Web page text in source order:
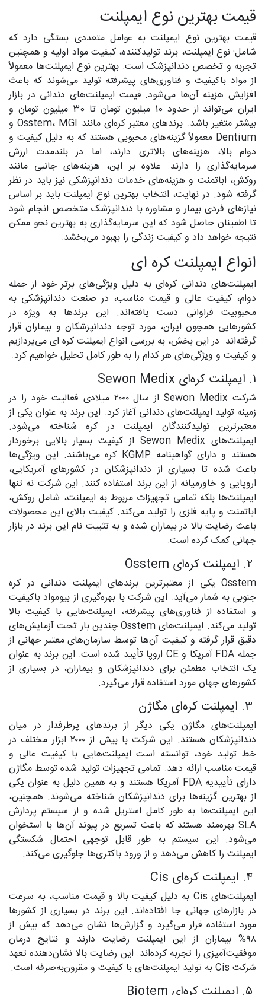
قیمت بهترین نوع ایمپلنت
قیمت بهترین نوع ایمپلنت به عوامل متعددی بستگی دارد که
شامل: نوع ایمپلنت، برند تولیدکننده، کیفیت مواد اولیه و همچنین
تجربه و تخصص دندانپزشک است. بهترین نوع ایمپلنت‌ها معمولاً
از مواد باکیفیت و فناوری‌های پیشرفته تولید می‌شوند که باعث
افزایش هزینه آن‌ها می‌شود. قیمت ایمپلنت‌های دندانی در بازار
ایران می‌تواند از حدود 10 میلیون تومان تا 30 میلیون تومان و
بیشتر متغیر باشد. برندهای معتبر کره‌ای مانند Osstem، MGI و
Dentium معمولاً گزینه‌های محبوبی هستند که به دلیل کیفیت و
دوام بالا، هزینه‌های بالاتری دارند، اما در بلندمدت ارزش
سرمایه‌گذاری را دارند. علاوه بر این، هزینه‌های جانبی مانند
روکش، اباتمنت و هزینه‌های خدمات دندانپزشکی نیز باید در نظر
گرفته شود. در نهایت، انتخاب بهترین نوع ایمپلنت باید بر اساس
نیازهای فردی بیمار و مشاوره با دندانپزشک متخصص انجام شود
تا اطمینان حاصل شود که این سرمایه‌گذاری به بهترین نحو ممکن
نتیجه خواهد داد و کیفیت زندگی را بهبود می‌بخشد.
انواع ایمپلنت کره ای
ایمپلنت‌های دندانی کره‌ای به دلیل ویژگی‌های برتر خود از جمله
دوام، کیفیت عالی و قیمت مناسب، در صنعت دندانپزشکی به
محبوبیت فراوانی دست یافته‌اند. این برندها به ویژه در
کشورهایی همچون ایران، مورد توجه دندانپزشکان و بیماران قرار
گرفته‌اند. در این بخش، به بررسی انواع ایمپلنت کره ای می‌پردازیم
و کیفیت و ویژگی‌های هر کدام را به طور کامل تحلیل خواهیم کرد.
۱. ایمپلنت کره‌ای Sewon Medix
شرکت Sewon Medix از سال ۲۰۰۰ میلادی فعالیت خود را در
زمینه تولید ایمپلنت‌های دندانی آغاز کرد. این برند به عنوان یکی از
معتبرترین تولیدکنندگان ایمپلنت در کره شناخته می‌شود.
ایمپلنت‌های Sewon Medix از کیفیت بسیار بالایی برخوردار
هستند و دارای گواهینامه KGMP کره می‌باشند. این ویژگی‌ها
باعث شده تا بسیاری از دندانپزشکان در کشورهای آمریکایی،
اروپایی و خاورمیانه از این برند استفاده کنند. این شرکت نه تنها
ایمپلنت‌ها بلکه تمامی تجهیزات مربوط به ایمپلنت، شامل روکش،
اباتمنت و پایه فلزی را تولید می‌کند. کیفیت بالای این محصولات
باعث رضایت بالا در بیماران شده و به تثبیت نام این برند در بازار
جهانی کمک کرده است.
Osstem یکی از معتبرترین برندهای ایمپلنت دندانی در کره
جنوبی به شمار می‌آید. این شرکت با بهره‌گیری از بیومواد باکیفیت
و استفاده از فناوری‌های پیشرفته، ایمپلنت‌هایی با کیفیت بالا
تولید می‌کند. ایمپلنت‌های Osstem چندین بار تحت آزمایش‌های
دقیق قرار گرفته و کیفیت آن‌ها توسط سازمان‌های معتبر جهانی از
جمله FDA آمریکا و CE اروپا تأیید شده است. این برند به عنوان
یک انتخاب مطمئن برای دندانپزشکان و بیماران، در بسیاری از
کشورهای جهان مورد استفاده قرار می‌گیرد.
ایمپلنت‌های مگاژن یکی دیگر از برندهای پرطرفدار در میان
دندانپزشکان هستند. این شرکت با بیش از ۲۰۰۰ ابزار مختلف در
خط تولید خود، توانسته است ایمپلنت‌هایی با کیفیت عالی و
قیمت مناسب ارائه دهد. تمامی تجهیزات تولید شده توسط مگاژن
دارای تأییدیه FDA آمریکا هستند و به همین دلیل به عنوان یکی
از بهترین گزینه‌ها برای دندانپزشکان شناخته می‌شوند. همچنین،
این ایمپلنت‌ها به طور کامل استریل شده و از سیستم پردازش
SLA بهره‌مند هستند که باعث تسریع در پیوند آن‌ها با استخوان
می‌شود. این سیستم به طور قابل توجهی احتمال شکستگی
ایمپلنت را کاهش می‌دهد و از ورود باکتری‌ها جلوگیری می‌کند.
ایمپلنت‌های Cis به دلیل کیفیت بالا و قیمت مناسب، به سرعت
در بازارهای جهانی جا افتاده‌اند. این برند در بسیاری از کشورها
مورد استفاده قرار می‌گیرد و گزارش‌ها نشان می‌دهد که بیش از
۹۸% بیماران از این ایمپلنت رضایت دارند و نتایج درمان
موفقیت‌آمیزی را تجربه کرده‌اند. این رضایت بالا نشان‌دهنده تعهد
شرکت Cis به تولید ایمپلنت‌های با کیفیت و مقرون‌به‌صرفه است.